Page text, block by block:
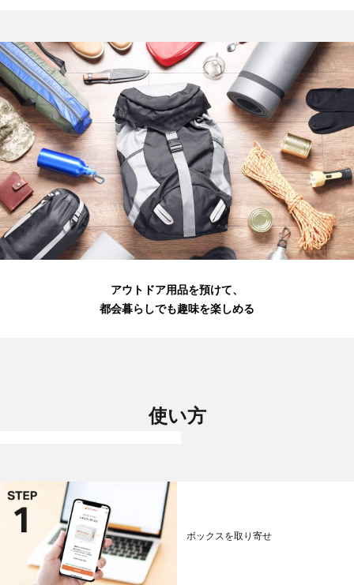
アウトドア用品を預けて、
都会暮らしでも趣味を楽しめる
使い方
ボックスを取り寄せ